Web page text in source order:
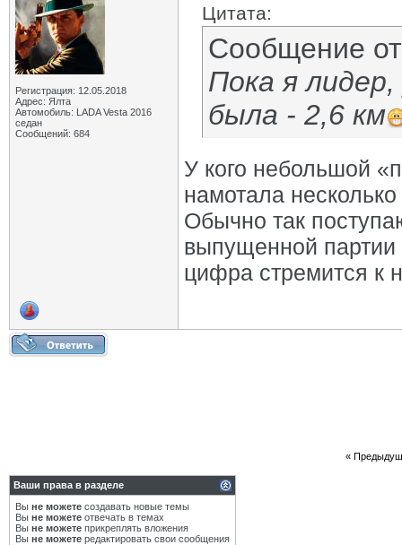
Регистрация: 12.05.2018
Адрес: Ялта
Автомобиль: LADA Vesta 2016
седан
Сообщений: 684
Цитата:
Сообщение
Пока я
была - 2,6 км
У кого небольшой
намотала
Обычно так
выпущенной партии
цифра стремится к
«
Ваши права в разделе
Вы не можете создавать новые темы
Вы не можете отвечать в темах
Вы не можете прикреплять вложения
Вы не можете редактировать свои сообщения